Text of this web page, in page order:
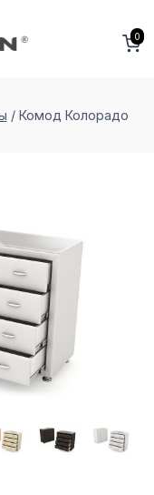
0
/ Комод Колорадо